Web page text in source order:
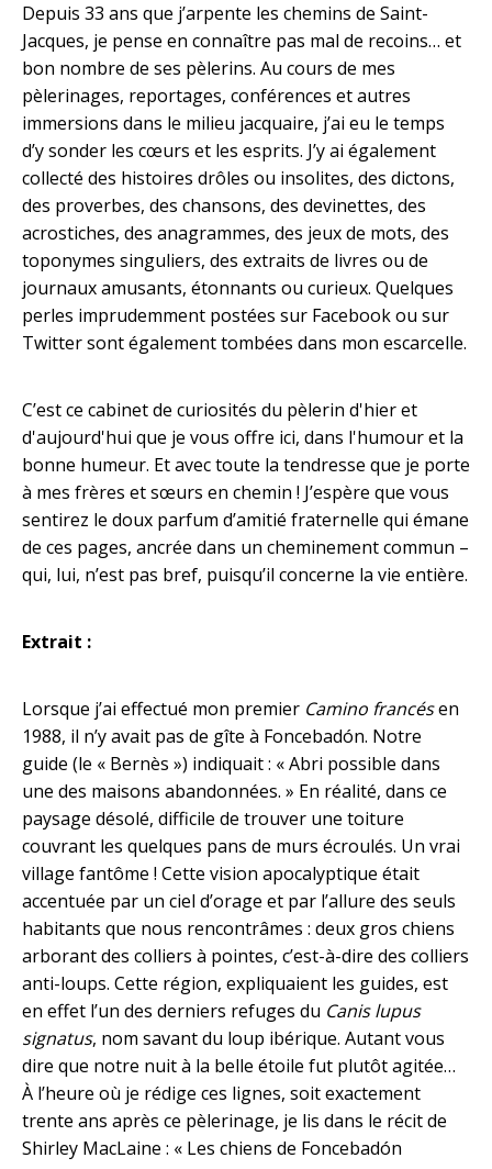
Depuis 33 ans que j’arpente les chemins de Saint-
Jacques, je pense en connaître pas mal de recoins… et
bon nombre de ses pèlerins. Au cours de mes
pèlerinages, reportages, conférences et autres
immersions dans le milieu jacquaire, j’ai eu le temps
d’y sonder les cœurs et les esprits. J’y ai également
collecté des histoires drôles ou insolites, des dictons,
des proverbes, des chansons, des devinettes, des
acrostiches, des anagrammes, des jeux de mots, des
toponymes singuliers, des extraits de livres ou de
journaux amusants, étonnants ou curieux. Quelques
perles imprudemment postées sur Facebook ou sur
Twitter sont également tombées dans mon escarcelle.
C’est ce cabinet de curiosités du pèlerin d'hier et
d'aujourd'hui que je vous offre ici, dans l'humour et la
bonne humeur. Et avec toute la tendresse que je porte
à mes frères et sœurs en chemin ! J’espère que vous
sentirez le doux parfum d’amitié fraternelle qui émane
de ces pages, ancrée dans un cheminement commun –
qui, lui, n’est pas bref, puisqu’il concerne la vie entière.
Extrait :
Lorsque j’ai effectué mon premier Camino francésen
1988, il n’y avait pas de gîte à Foncebadón. Notre
guide (le « Bernès ») indiquait : « Abri possible dans
une des maisons abandonnées. » En réalité, dans ce
paysage désolé, difficile de trouver une toiture
couvrant les quelques pans de murs écroulés. Un vrai
village fantôme ! Cette vision apocalyptique était
accentuée par un ciel d’orage et par l’allure des seuls
habitants que nous rencontrâmes : deux gros chiens
arborant des colliers à pointes, c’est-à-dire des colliers
anti-loups. Cette région, expliquaient les guides, est
en effet l’un des derniers refuges du Canis lupus
signatus, nom savant du loup ibérique. Autant vous
dire que notre nuit à la belle étoile fut plutôt agitée…
À l’heure où je rédige ces lignes, soit exactement
trente ans après ce pèlerinage, je lis dans le récit de
Shirley MacLaine : « Les chiens de Foncebadón